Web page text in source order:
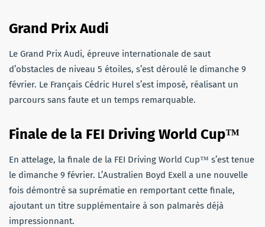
Grand Prix Audi
Le Grand Prix Audi, épreuve internationale de saut
d’obstacles de niveau 5 étoiles, s’est déroulé le dimanche 9
février. Le Français Cédric Hurel s’est imposé, réalisant un
parcours sans faute et un temps remarquable.
Finale de la FEI Driving World Cup™
En attelage, la finale de la FEI Driving World Cup™ s’est tenue
le dimanche 9 février. L’Australien Boyd Exell a une nouvelle
fois démontré sa suprématie en remportant cette finale,
ajoutant un titre supplémentaire à son palmarès déjà
impressionnant.